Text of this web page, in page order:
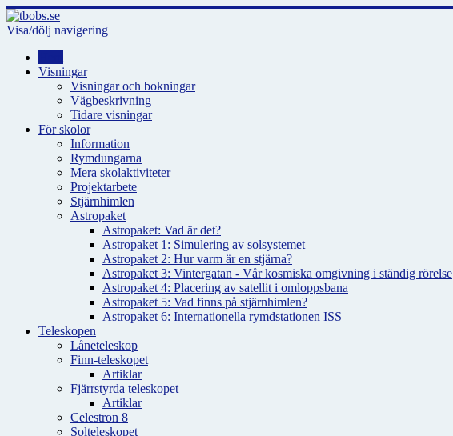
Visa/dölj navigering
Visningar
Visningar och bokningar
Vägbeskrivning
Tidare visningar
För skolor
Information
Rymdungarna
Mera skolaktiviteter
Projektarbete
Stjärnhimlen
Astropaket
Astropaket: Vad är det?
Astropaket 1: Simulering av solsystemet
Astropaket 2: Hur varm är en stjärna?
Astropaket 3: Vintergatan - Vår kosmiska omgivning i ständig rörelse
Astropaket 4: Placering av satellit i omloppsbana
Astropaket 5: Vad finns på stjärnhimlen?
Astropaket 6: Internationella rymdstationen ISS
Teleskopen
Låneteleskop
Finn-teleskopet
Artiklar
Fjärrstyrda teleskopet
Artiklar
Celestron 8
Solteleskopet